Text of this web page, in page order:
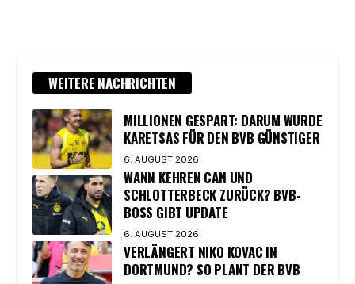
WEITERE NACHRICHTEN
MILLIONEN GESPART: DARUM WURDE
KARETSAS FÜR DEN BVB GÜNSTIGER
6. AUGUST 2026
WANN KEHREN CAN UND
SCHLOTTERBECK ZURÜCK? BVB-
BOSS GIBT UPDATE
6. AUGUST 2026
VERLÄNGERT NIKO KOVAC IN
DORTMUND? SO PLANT DER BVB